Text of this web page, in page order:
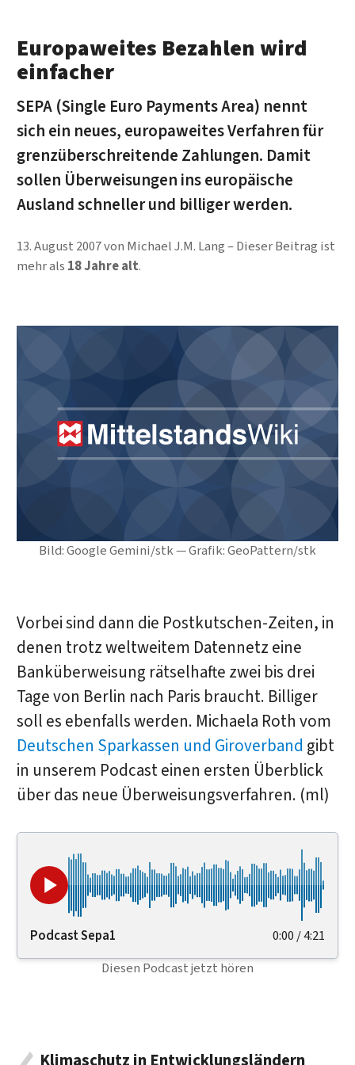
Bild: Google Gemini/stk — Grafik: GeoPattern/stk
Europaweites Bezahlen wird
einfacher
SEPA (Single Euro Payments Area) nennt
sich ein neues, europaweites Verfahren für
grenzüberschreitende Zahlungen. Damit
sollen Überweisungen ins europäische
Ausland schneller und billiger werden.
13. August 2007von Michael J.M. Lang
Dieser Beitrag ist
mehr als 18 Jahre alt.
Vorbei sind dann die Postkutschen-Zeiten, in
denen trotz weltweitem Datennetz eine
Banküberweisung rätselhafte zwei bis drei
Tage von Berlin nach Paris braucht. Billiger
soll es ebenfalls werden. Michaela Roth vom
Deutschen Sparkassen und Giroverband gibt
in unserem Podcast einen ersten Überblick
über das neue Überweisungsverfahren. (ml)
Podcast Sepa1 0:00/4:21
Diesen Podcast jetzt hören
Klimaschutz in Entwicklungsländern